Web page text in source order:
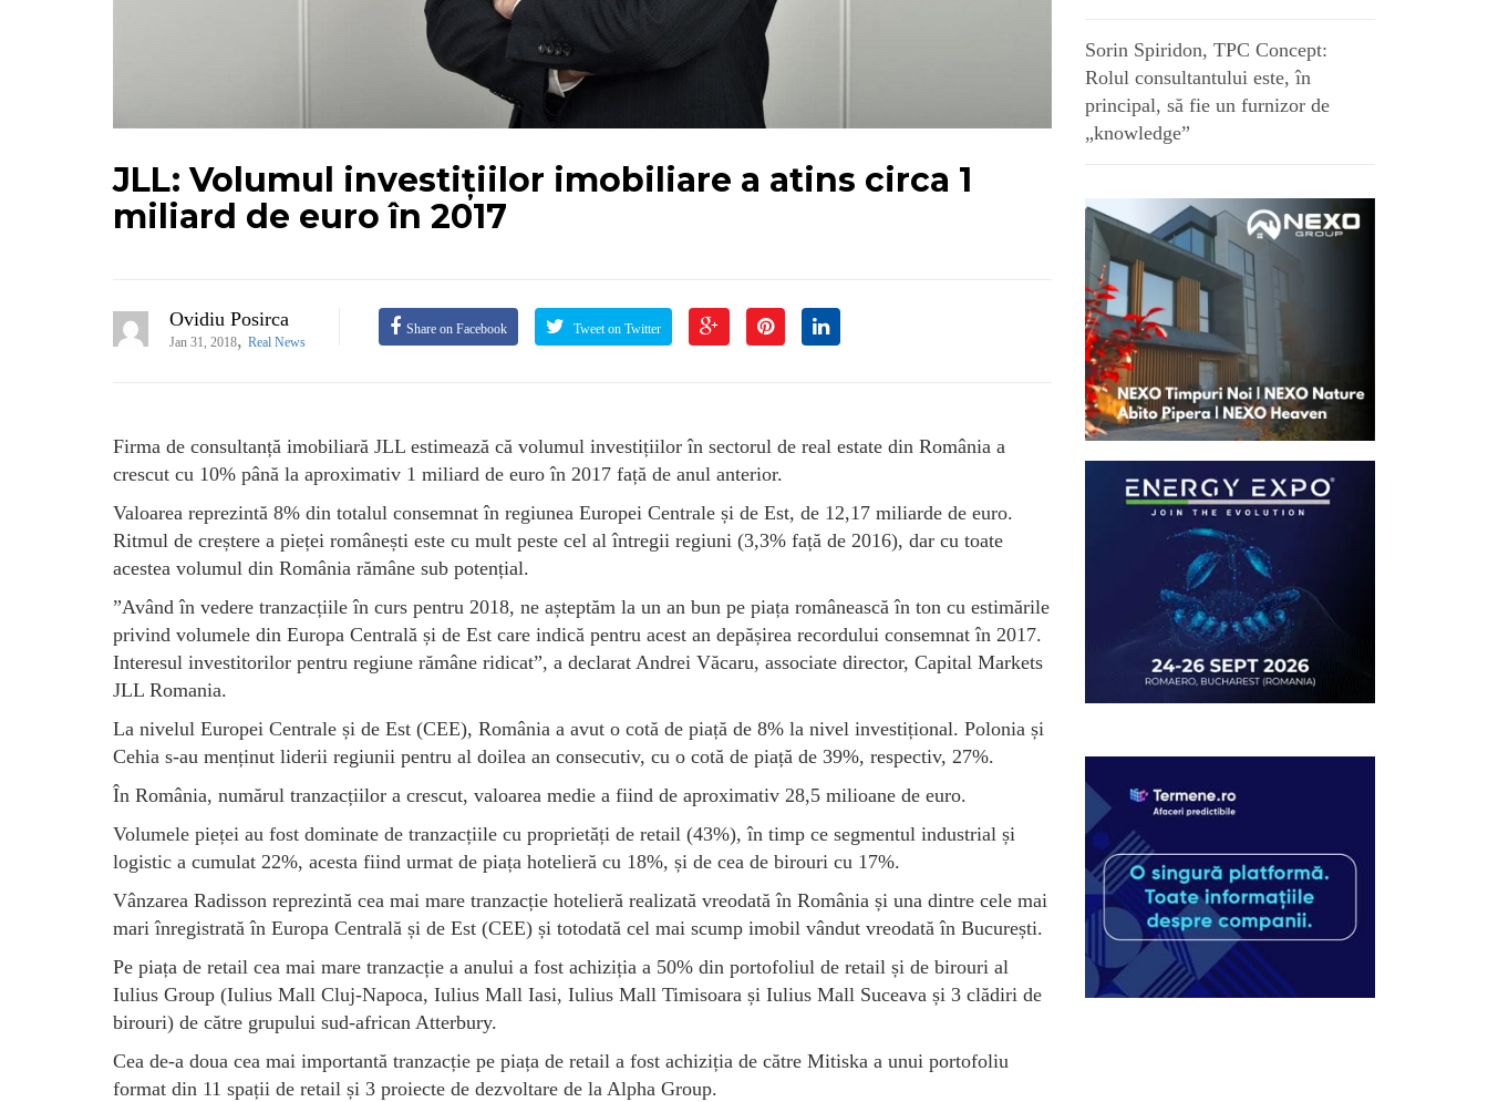
JLL: Volumul investițiilor imobiliare a atins circa 1
miliard de euro în 2017
Ovidiu Posirca
Jan 31, 2018, Real News
Share on Facebook Tweet on Twitter
Firma de consultanță imobiliară JLL estimează că volumul investițiilor în sectorul de real estate din România a
crescut cu 10% până la aproximativ 1 miliard de euro în 2017 față de anul anterior.
Valoarea reprezintă 8% din totalul consemnat în regiunea Europei Centrale și de Est, de 12,17 miliarde de euro.
Ritmul de creștere a pieței românești este cu mult peste cel al întregii regiuni (3,3% față de 2016), dar cu toate
acestea volumul din România rămâne sub potențial.
”Având în vedere tranzacțiile în curs pentru 2018, ne așteptăm la un an bun pe piața românească în ton cu estimările
privind volumele din Europa Centrală și de Est care indică pentru acest an depășirea recordului consemnat în 2017.
Interesul investitorilor pentru regiune rămâne ridicat”, a declarat Andrei Văcaru, associate director, Capital Markets
JLL Romania.
La nivelul Europei Centrale și de Est (CEE), România a avut o cotă de piață de 8% la nivel investițional. Polonia și
Cehia s-au menținut liderii regiunii pentru al doilea an consecutiv, cu o cotă de piață de 39%, respectiv, 27%.
În România, numărul tranzacțiilor a crescut, valoarea medie a fiind de aproximativ 28,5 milioane de euro.
Volumele pieței au fost dominate de tranzacțiile cu proprietăți de retail (43%), în timp ce segmentul industrial și
logistic a cumulat 22%, acesta fiind urmat de piața hotelieră cu 18%, și de cea de birouri cu 17%.
Vânzarea Radisson reprezintă cea mai mare tranzacție hotelieră realizată vreodată în România și una dintre cele mai
mari înregistrată în Europa Centrală și de Est (CEE) și totodată cel mai scump imobil vândut vreodată în București.
Pe piața de retail cea mai mare tranzacție a anului a fost achiziția a 50% din portofoliul de retail și de birouri al
Iulius Group (Iulius Mall Cluj-Napoca, Iulius Mall Iasi, Iulius Mall Timisoara și Iulius Mall Suceava și 3 clădiri de
birouri) de către grupului sud-african Atterbury.
Cea de-a doua cea mai importantă tranzacție pe piața de retail a fost achiziția de către Mitiska a unui portofoliu
format din 11 spații de retail și 3 proiecte de dezvoltare de la Alpha Group.
Sorin Spiridon, TPC Concept:
Rolul consultantului este, în
principal, să fie un furnizor de
„knowledge”